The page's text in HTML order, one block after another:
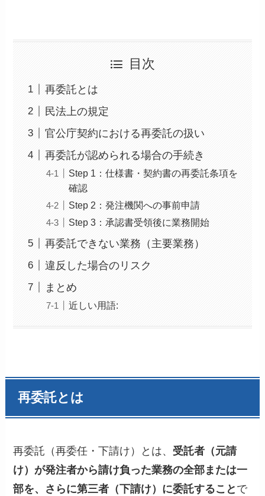
目次
再委託とは
民法上の規定
官公庁契約における再委託の扱い
再委託が認められる場合の手続き
Step 1：仕様書・契約書の再委託条項を
確認
Step 2：発注機関への事前申請
Step 3：承認書受領後に業務開始
再委託できない業務（主要業務）
違反した場合のリスク
まとめ
近しい用語:
再委託とは
再委託（再委任・下請け）とは、 受託者（元請
け）が発注者から請け負った業務の全部または一
部を、さらに第三者（下請け）に委託すること で